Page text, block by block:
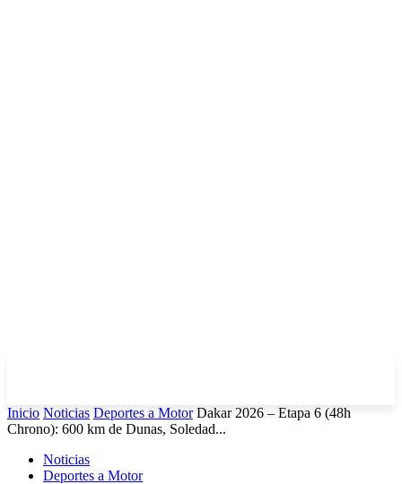
Inicio Noticias Deportes a Motor Dakar 2026 – Etapa 6 (48h
Chrono): 600 km de Dunas, Soledad...
Noticias
Deportes a Motor